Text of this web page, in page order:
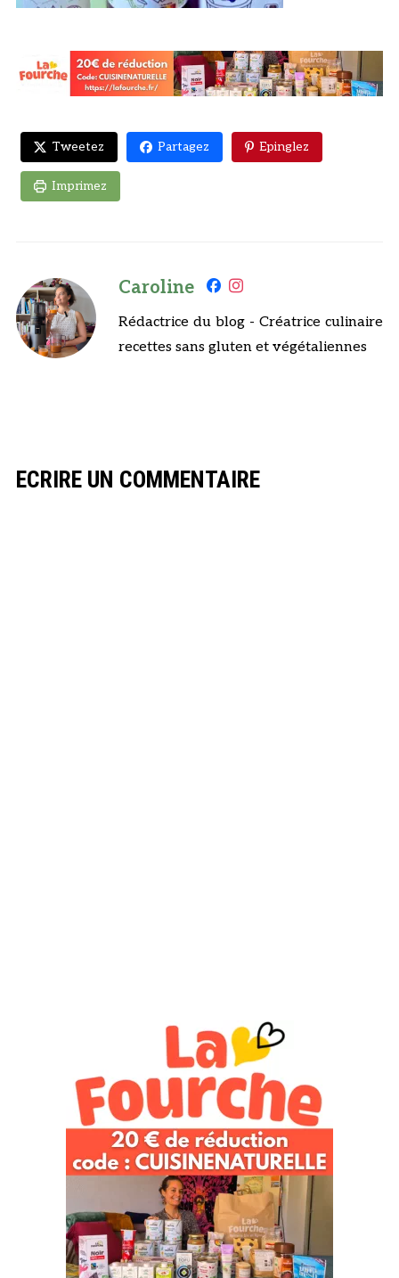
Tweetez Partagez Epinglez
Imprimez
Caroline
Rédactrice du blog - Créatrice culinaire
recettes sans gluten et végétaliennes
ECRIRE UN COMMENTAIRE